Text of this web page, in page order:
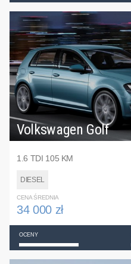
Volkswagen Golf
1.6 TDI 105 KM
DIESEL
CENA ŚREDNIA
34 000 zł
OCENY